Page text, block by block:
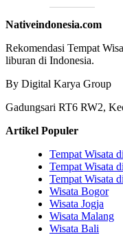
Nativeindonesia.com
Rekomendasi Tempat
liburan di Indonesia.
By Digital Karya Group
Gadungsari RT6 RW2,
Artikel Populer
Tempat Wisata
Tempat Wisata
Tempat Wisata
Wisata Bogor
Wisata Jogja
Wisata Malang
Wisata Bali